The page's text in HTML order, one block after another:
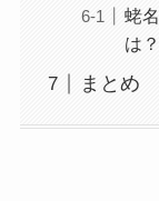
蛯
は？
まとめ